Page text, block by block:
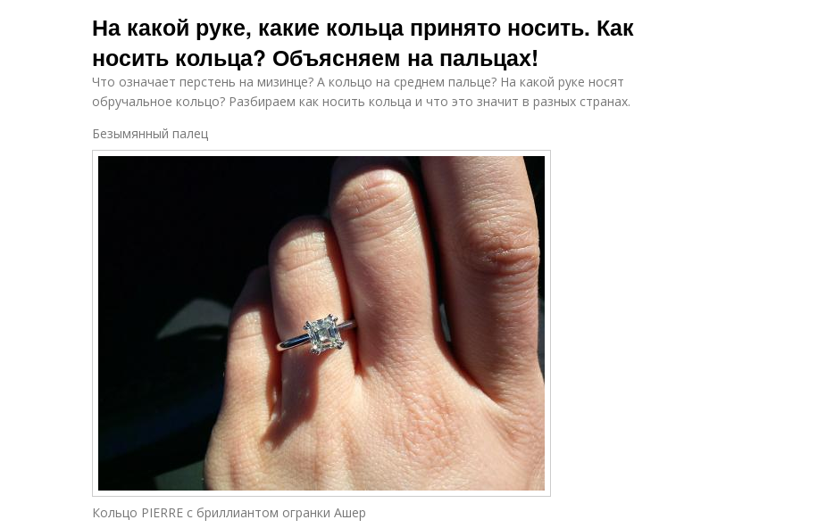
На какой руке, какие кольца принято носить. Как
носить кольца? Объясняем на пальцах!
Что означает перстень на мизинце? А кольцо на среднем пальце? На какой руке носят
обручальное кольцо? Разбираем как носить кольца и что это значит в разных странах.
Безымянный палец
Кольцо PIERRE с бриллиантом огранки Ашер